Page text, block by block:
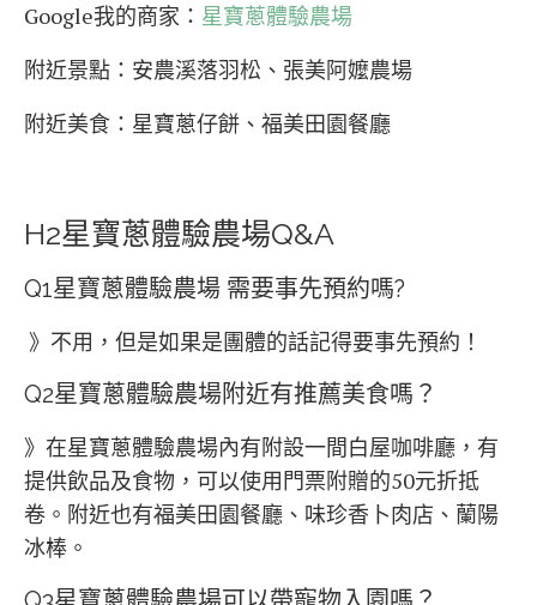
Google我的商家： 星寶蔥體驗農場
附近景點：安農溪落羽松、張美阿嬤農場
附近美食：星寶蔥仔餅、福美田園餐廳
H2星寶蔥體驗農場Q&A
Q1星寶蔥體驗農場 需要事先預約嗎?
》不用，但是如果是團體的話記得要事先預約！
Q2星寶蔥體驗農場附近有推薦美食嗎？
》在星寶蔥體驗農場內有附設一間白屋咖啡廳，有
提供飲品及食物，可以使用門票附贈的50元折抵
卷。附近也有福美田園餐廳、味珍香卜肉店、蘭陽
冰棒。